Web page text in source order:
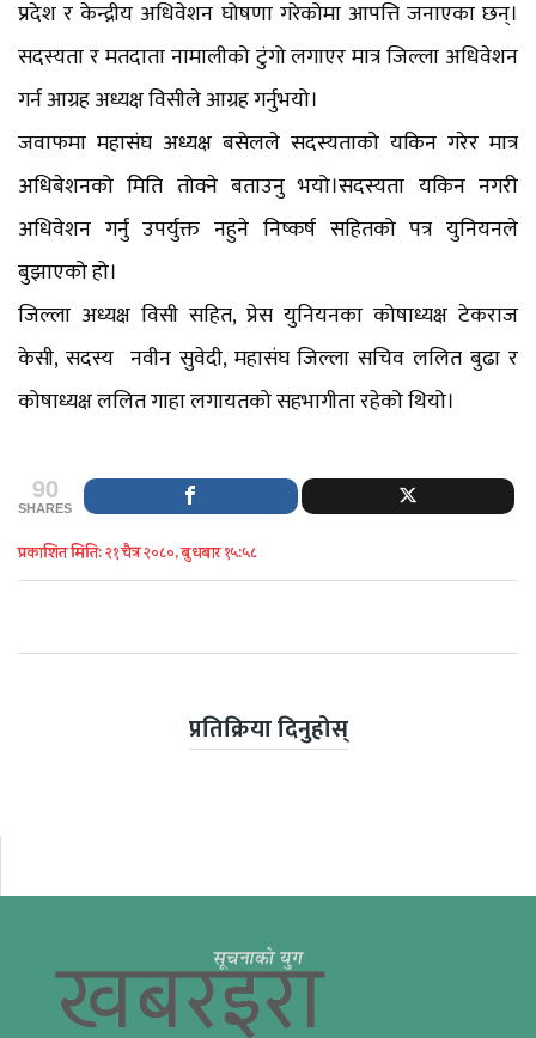
प्रदेश र केन्द्रीय अधिवेशन घोषणा गरेकोमा आपत्ति जनाएका छन्।
सदस्यता र मतदाता नामालीको टुंगो लगाएर मात्र जिल्ला अधिवेशन
गर्न आग्रह अध्यक्ष विसीले आग्रह गर्नुभयो।
जवाफमा महासंघ अध्यक्ष बसेलले सदस्यताको यकिन गरेर मात्र
अधिबेशनको मिति तोक्ने बताउनु भयो।सदस्यता यकिन नगरी
अधिवेशन गर्नु उपर्युक्त नहुने निष्कर्ष सहितको पत्र युनियनले
बुझाएको हो।
जिल्ला अध्यक्ष विसी सहित, प्रेस युनियनका कोषाध्यक्ष टेकराज
केसी, सदस्य नवीन सुवेदी, महासंघ जिल्ला सचिव ललित बुढा र
कोषाध्यक्ष ललित गाहा लगायतको सहभागीता रहेको थियो।
90
SHARES
प्रकाशित मिति: २१ चैत्र २०८०, बुधबार १५:५८
प्रतिक्रिया दिनुहोस्